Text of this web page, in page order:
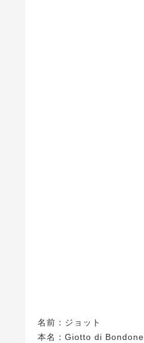
名前：ジョット
本名：Giotto di Bondone